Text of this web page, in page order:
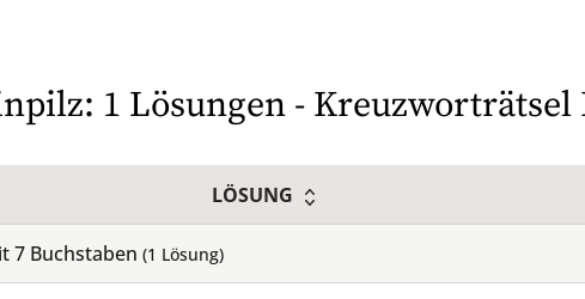
1 Lösungen -
LÖSUNG
7 Buchstaben (1 Lösung)